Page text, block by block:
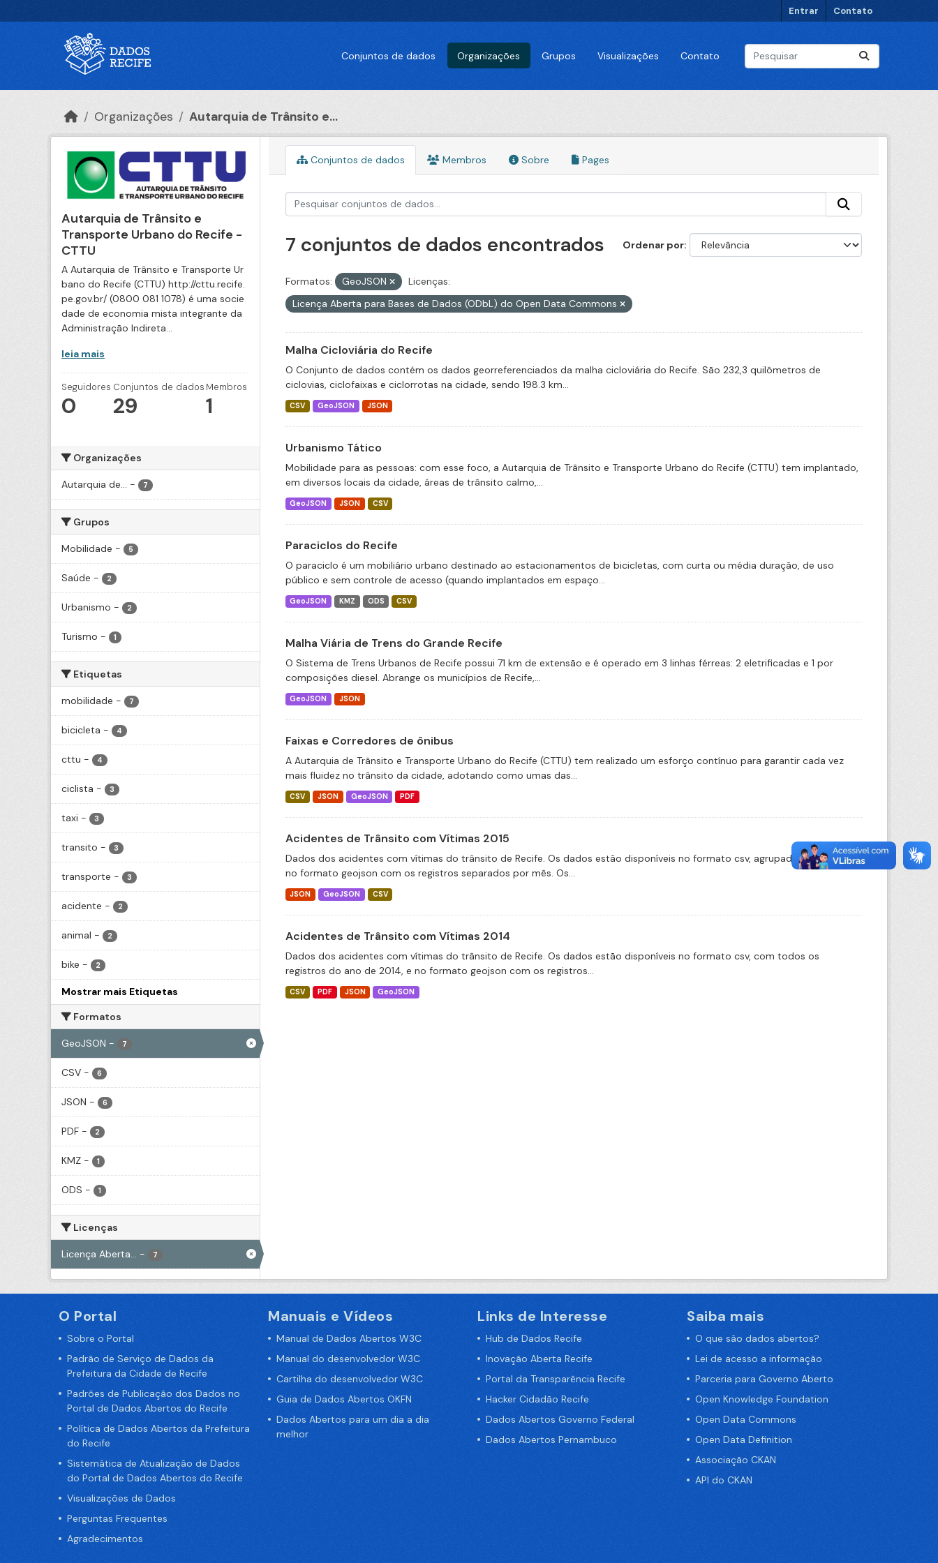
Entrar Contato
Conjuntos de dados Organizações Grupos Visualizações Contato
Organizações Autarquia de Trânsito e...
Autarquia de Trânsito e
Transporte Urbano do Recife -
CTTU
A Autarquia de Trânsito e Transporte Ur
bano do Recife (CTTU) http://cttu.recife.
pe.gov.br/ (0800 081 1078) é uma socie
dade de economia mista integrante da
Administração Indireta...
leia mais
Seguidores
0
Conjuntos de dados
29
Membros
1
Organizações
Autarquia de... - 7
Grupos
Mobilidade - 5
Saúde - 2
Urbanismo - 2
Turismo - 1
Etiquetas
mobilidade - 7
bicicleta - 4
cttu - 4
ciclista - 3
taxi - 3
transito - 3
transporte - 3
acidente - 2
animal - 2
bike - 2
Mostrar mais Etiquetas
Formatos
GeoJSON - 7
CSV - 6
JSON - 6
PDF - 2
KMZ - 1
ODS - 1
Licenças
Licença Aberta... - 7
Conjuntos de dados Membros Sobre Pages
Ordenar por
7 conjuntos de dados encontrados
Formatos: GeoJSON
Licenças:
Licença Aberta para Bases de Dados (ODbL) do Open Data Commons
Malha Cicloviária do Recife
O Conjunto de dados contém os dados georreferenciados da malha cicloviária do Recife. São 232,3 quilômetros de
ciclovias, ciclofaixas e ciclorrotas na cidade, sendo 198.3 km...
CSV GeoJSON JSON
Urbanismo Tático
Mobilidade para as pessoas: com esse foco, a Autarquia de Trânsito e Transporte Urbano do Recife (CTTU) tem implantado,
em diversos locais da cidade, áreas de trânsito calmo,...
GeoJSON JSON CSV
Paraciclos do Recife
O paraciclo é um mobiliário urbano destinado ao estacionamentos de bicicletas, com curta ou média duração, de uso
público e sem controle de acesso (quando implantados em espaço...
GeoJSON KMZ ODS CSV
Malha Viária de Trens do Grande Recife
O Sistema de Trens Urbanos de Recife possui 71 km de extensão e é operado em 3 linhas férreas: 2 eletrificadas e 1 por
composições diesel. Abrange os municípios de Recife,...
GeoJSON JSON
Faixas e Corredores de ônibus
A Autarquia de Trânsito e Transporte Urbano do Recife (CTTU) tem realizado um esforço contínuo para garantir cada vez
mais fluidez no trânsito da cidade, adotando como umas das...
CSV JSON GeoJSON PDF
Acidentes de Trânsito com Vítimas 2015
Dados dos acidentes com vítimas do trânsito de Recife. Os dados estão disponíveis no formato csv, agrupado por ano, e
no formato geojson com os registros separados por mês. Os...
JSON GeoJSON CSV
Acidentes de Trânsito com Vítimas 2014
Dados dos acidentes com vítimas do trânsito de Recife. Os dados estão disponíveis no formato csv, com todos os
registros do ano de 2014, e no formato geojson com os registros...
CSV PDF JSON GeoJSON
O Portal
Sobre o Portal
Padrão de Serviço de Dados da
Prefeitura da Cidade de Recife
Padrões de Publicação dos Dados no
Portal de Dados Abertos do Recife
Política de Dados Abertos da Prefeitura
do Recife
Sistemática de Atualização de Dados
do Portal de Dados Abertos do Recife
Visualizações de Dados
Perguntas Frequentes
Agradecimentos
Manuais e Vídeos
Manual de Dados Abertos W3C
Manual do desenvolvedor W3C
Cartilha do desenvolvedor W3C
Guia de Dados Abertos OKFN
Dados Abertos para um dia a dia
melhor
Links de Interesse
Hub de Dados Recife
Inovação Aberta Recife
Portal da Transparência Recife
Hacker Cidadão Recife
Dados Abertos Governo Federal
Dados Abertos Pernambuco
Saiba mais
O que são dados abertos?
Lei de acesso a informação
Parceria para Governo Aberto
Open Knowledge Foundation
Open Data Commons
Open Data Definition
Associação CKAN
API do CKAN